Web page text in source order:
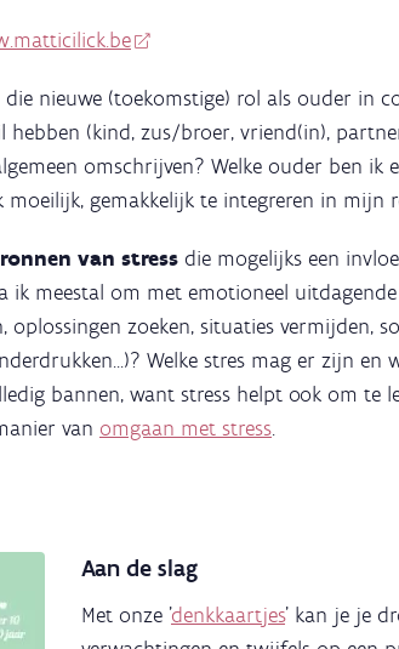
die nieuwe (toekomstige) rol als ouder in
(kind, zus/broer, vriend(in),
omschrijven? Welke ouder ben ik
moeilijk, gemakkelijk te integreren in mijn
van stress die mogelijks een
ik meestal om met emotioneel
oplossingen zoeken, situaties vermijden,
Welke stres mag er zijn en
bannen, want stress helpt ook om te
van omgaan met stress.
Aan de slag
Met onze 'denkkaartjes' kan je je